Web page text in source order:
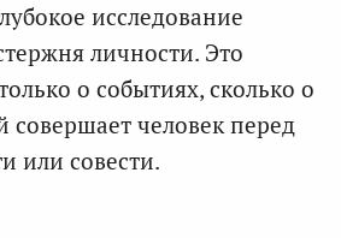
исследование
личности. Это
о событиях, сколько о
совершает человек перед
или совести.